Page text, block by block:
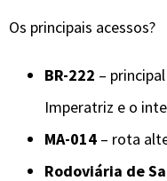
Os principais acessos?
BR-222 –
Imperatriz e o
MA-014 – rota
Rodoviária de